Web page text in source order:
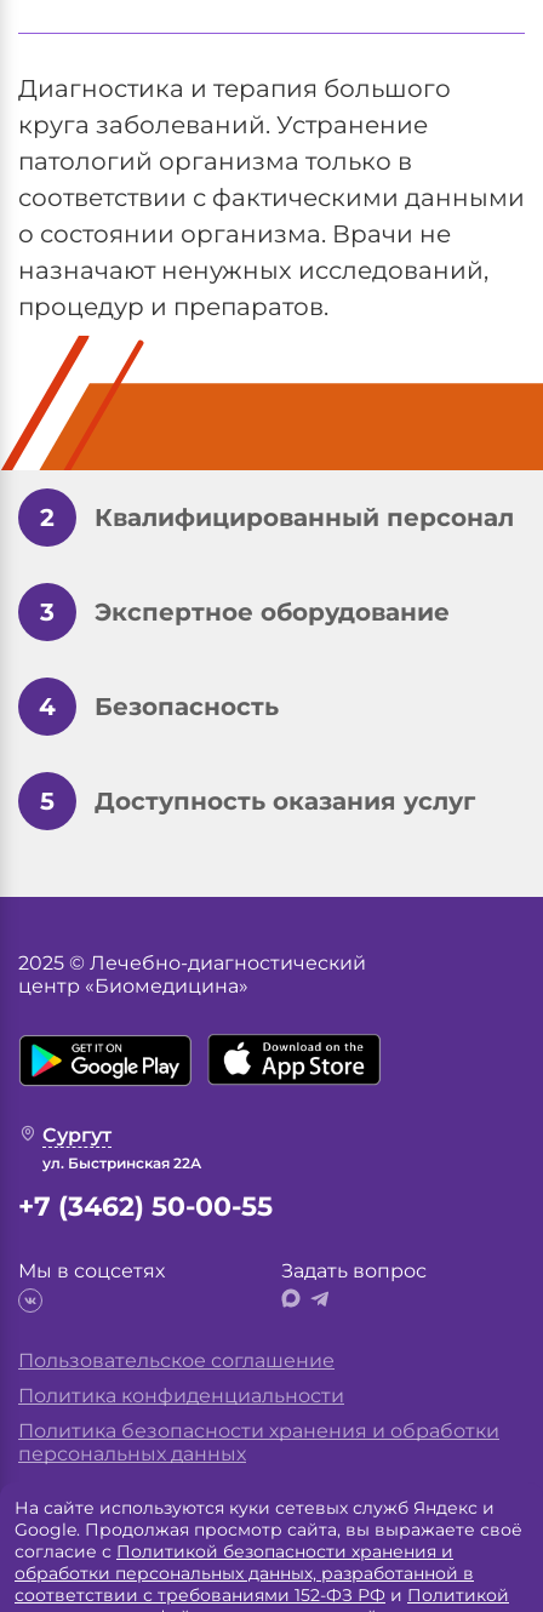
Диагностика и терапия большого
круга заболеваний. Устранение
патологий организма только в
соответствии с фактическими данными
о состоянии организма. Врачи не
назначают ненужных исследований,
процедур и препаратов.
2 Квалифицированный персонал
3 Экспертное оборудование
4 Безопасность
5 Доступность оказания услуг
2025 © Лечебно-диагностический
центр «Биомедицина»
Сургут
ул. Быстринская 22А
+7 (3462) 50-00-55
Мы в соцсетях Задать вопрос
Пользовательское соглашение
Политика конфиденциальности
Политика безопасности хранения и обработки
персональных данных
Разработка сайта «Экспресс лаб»
На сайте используются куки сетевых служб Яндекс и
Google. Продолжая просмотр сайта, вы выражаете своё
согласие с Политикой безопасности хранения и
обработки персональных данных, разработанной в
соответствии с требованиями 152-ФЗ РФ и Политикой